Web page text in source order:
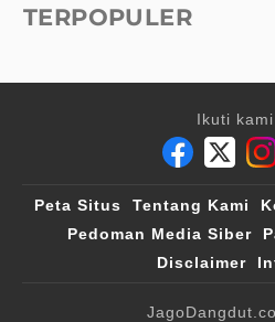
TERPOPULER
Ikuti
Peta Situs Tentang Kami
Pedoman Media Siber
Disclaimer